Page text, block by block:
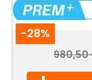
-28%
Prix
980,50